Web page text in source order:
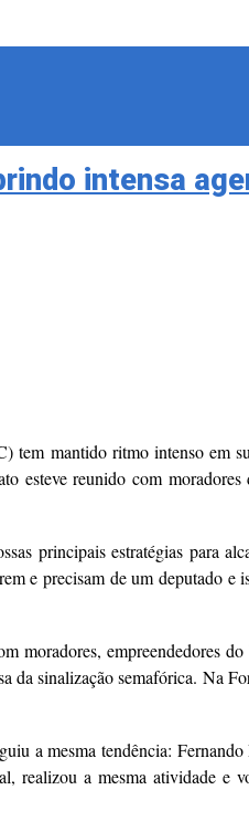
intensa
tem mantido ritmo intenso
esteve reunido com
principais estratégias para
e precisam de um deputado
moradores, empreendedores
da sinalização semafórica. Na
a mesma tendência:
realizou a mesma atividade